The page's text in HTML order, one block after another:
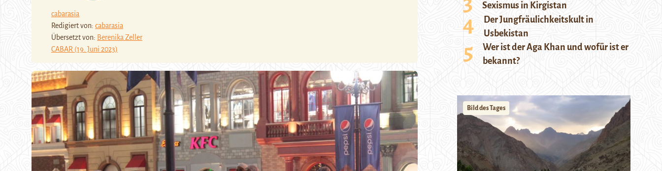
cabarasia
Redigiert von: cabarasia
Übersetzt von: Berenika Zeller
CABAR (19. Juni 2023)
Sexismus in Kirgistan
Der Jungfräulichkeitskult in
Usbekistan
Wer ist der Aga Khan und wofür ist er
bekannt?
Bild des Tages